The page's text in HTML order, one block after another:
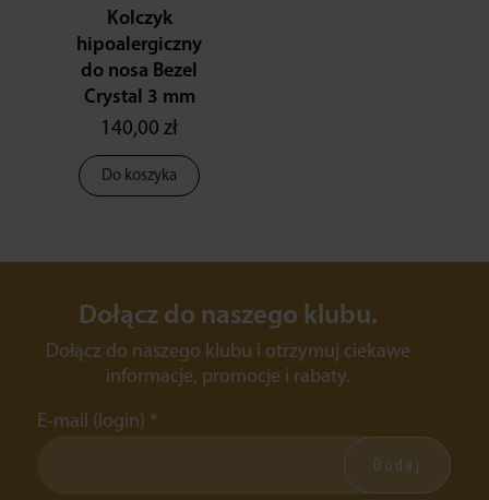
Kolczyk
hipoalergiczny
do nosa Bezel
Crystal 3 mm
140,00 zł
Do koszyka
Dołącz do naszego klubu.
Dołącz do naszego klubu i otrzymuj ciekawe
informacje, promocje i rabaty.
E-mail (login) *